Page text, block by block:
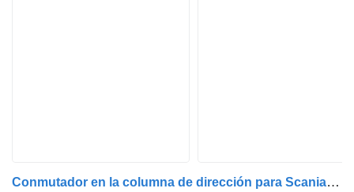
Conmutador en la columna de dirección para Scania Serie 4 (P/R 164 L)(2001->) camión